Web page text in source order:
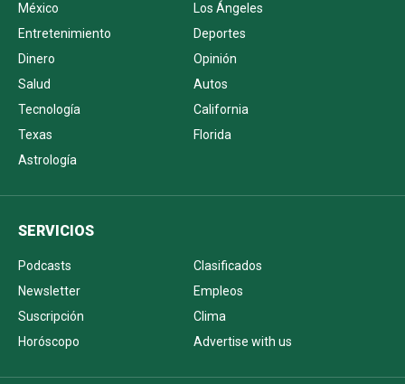
México
Los Ángeles
Entretenimiento
Deportes
Dinero
Opinión
Salud
Autos
Tecnología
California
Texas
Florida
Astrología
SERVICIOS
Podcasts
Clasificados
Newsletter
Empleos
Suscripción
Clima
Horóscopo
Advertise with us